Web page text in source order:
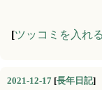
[ツッコミを入れる
2021-12-17 [長年日記]